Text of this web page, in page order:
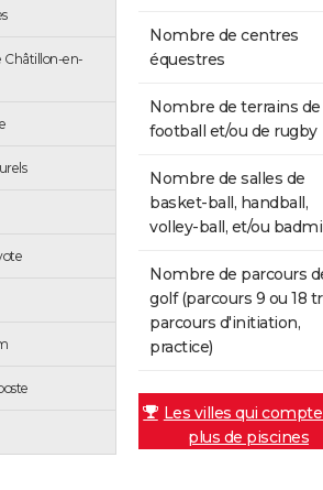
Châtillon-en-
Nombre de centres
équestres
Nombre de terrains de
football et/ou de rugby
Nombre de salles de
basket-ball, handball,
volley-ball, et/ou
Nombre de parcours
golf (parcours 9 ou 18
parcours d'initiation,
practice)
Les villes qui
plus de piscines